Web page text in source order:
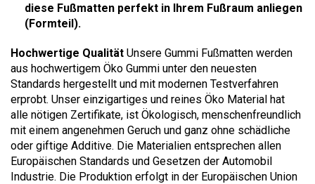
diese Fußmatten perfekt in Ihrem Fußraum anliegen
(Formteil).
Hochwertige Qualität Unsere Gummi Fußmatten werden
aus hochwertigem Öko Gummi unter den neuesten
Standards hergestellt und mit modernen Testverfahren
erprobt. Unser einzigartiges und reines Öko Material hat
alle nötigen Zertifikate, ist Ökologisch, menschenfreundlich
mit einem angenehmen Geruch und ganz ohne schädliche
oder giftige Additive. Die Materialien entsprechen allen
Europäischen Standards und Gesetzen der Automobil
Industrie. Die Produktion erfolgt in der Europäischen Union